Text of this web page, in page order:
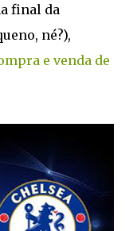
final da
né?),
e venda de